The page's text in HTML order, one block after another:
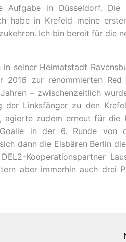
Aufgabe in Düsseldorf. Die
habe in Krefeld meine
Ich bin bereit für die
seiner Heimatstadt
zur renommierten Red
– zwischenzeitlich
Linksfänger zu den
zudem erneut für die
in der 6. Runde von
dann die Eisbären Berlin
Kooperationspartner
aber immerhin auch drei